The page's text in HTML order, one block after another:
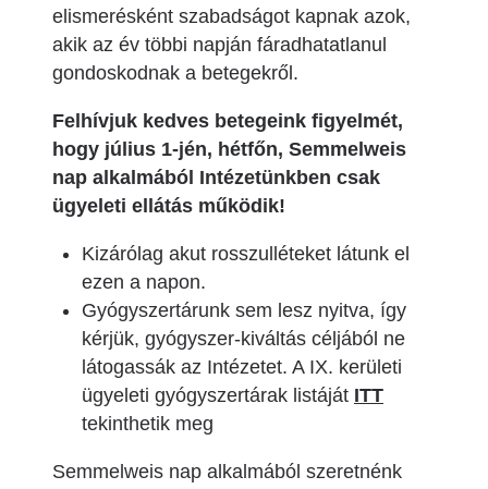
elismerésként szabadságot kapnak azok,
akik az év többi napján fáradhatatlanul
gondoskodnak a betegekről.
Felhívjuk kedves betegeink figyelmét,
hogy július 1-jén, hétfőn, Semmelweis
nap alkalmából Intézetünkben csak
ügyeleti ellátás működik!
Kizárólag akut rosszulléteket látunk el
ezen a napon.
Gyógyszertárunk sem lesz nyitva, így
kérjük, gyógyszer-kiváltás céljából ne
látogassák az Intézetet. A IX. kerületi
ügyeleti gyógyszertárak listáját ITT
tekinthetik meg
Semmelweis nap alkalmából szeretnénk